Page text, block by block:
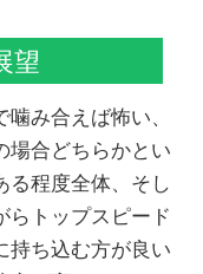
望
み合えば怖い、
場合どちらかとい
る程度全体、そし
らトップスピード
持ち込む方が良い